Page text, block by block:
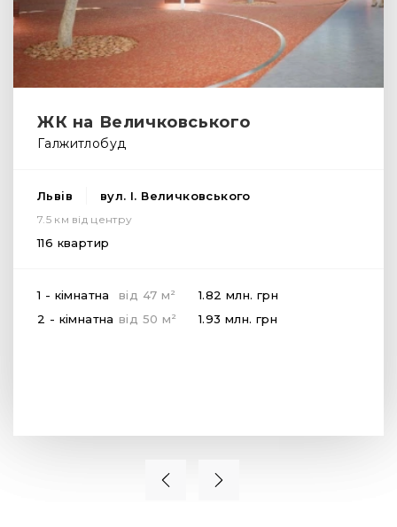
ЖК на Величковського
Галжитлобуд
Львів вул. І. Величковського
7.5 км від центру
116 квартир
1 - кімнатна від 47 м 2 1.82 млн. грн
2 - кімнатна від 50 м 2 1.93 млн. грн